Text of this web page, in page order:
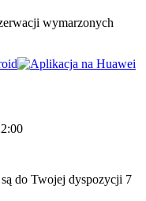
wymarzonych
do Twojej dyspozycji 7